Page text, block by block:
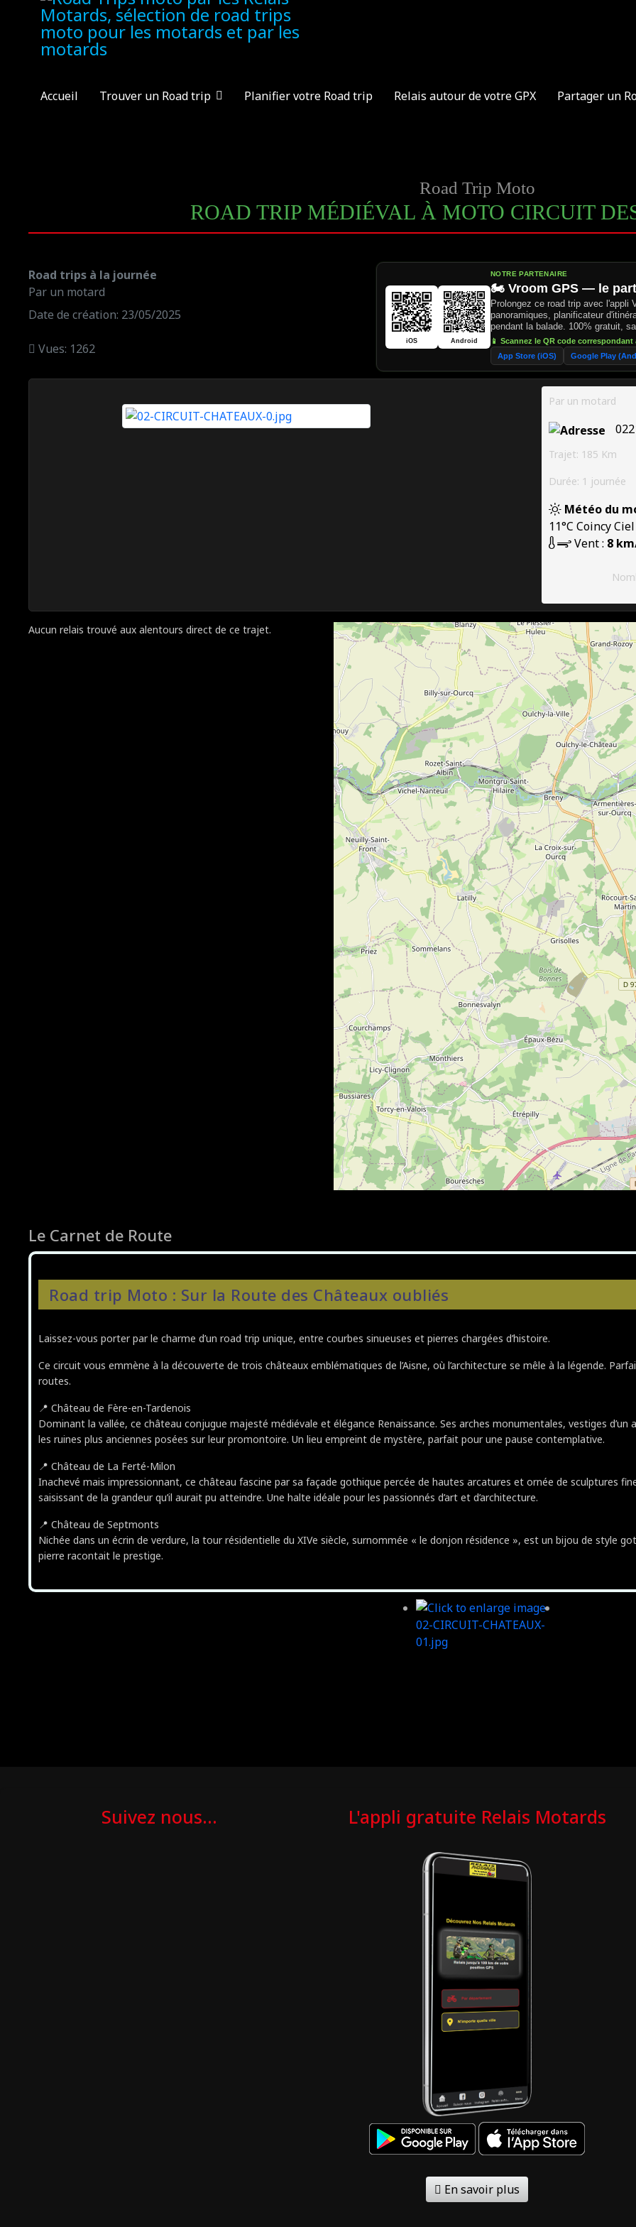
Accueil Trouver un Road trip Planifier votre Road trip Relais autour de votre GPX Partager un
Road Trip Moto
ROAD TRIP MÉDIÉVAL À MOTO CIRCUIT
Road trips à la journée
Par un motard
Date de création: 23/05/2025
Vues: 1262
iOS Android
NOTRE PARTENAIRE
🏍️ Vroom GPS — le
Prolongez ce road trip avec l'appli
panoramiques, planificateur
pendant la balade. 100% gratuit,
📱 Scannez le QR code
App Store (iOS)
Google Play
Par un motard
Trajet: 185 Km
Durée: 1 journée
Météo du
11°C Coincy
Vent : 8
Aucun relais trouvé aux alentours direct de ce trajet.
Le Carnet de Route
Road trip Moto : Sur la Route des Châteaux oubliés
Laissez-vous porter par le charme d’un road trip unique, entre courbes sinueuses et pierres chargées d’histoire.
Ce circuit vous emmène à la découverte de trois châteaux emblématiques de l’Aisne, où l’architecture se mêle à la légende.
routes.
📍 Château de Fère-en-Tardenois
Dominant la vallée, ce château conjugue majesté médiévale et élégance Renaissance. Ses arches monumentales, vestiges
les ruines plus anciennes posées sur leur promontoire. Un lieu empreint de mystère, parfait pour une pause contemplative.
📍 Château de La Ferté-Milon
Inachevé mais impressionnant, ce château fascine par sa façade gothique percée de hautes arcatures et ornée de sculptures
saisissant de la grandeur qu’il aurait pu atteindre. Une halte idéale pour les passionnés d’art et d’architecture.
📍 Château de Septmonts
Nichée dans un écrin de verdure, la tour résidentielle du XIVe siècle, surnommée « le donjon résidence », est un bijou de style
pierre racontait le prestige.
Suivez nous... L'appli gratuite Relais Motards
En savoir plus